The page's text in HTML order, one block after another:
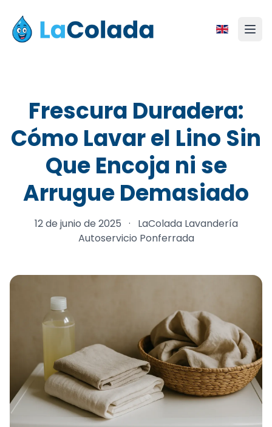
Frescura Duradera:
Cómo Lavar el Lino Sin
Que Encoja ni se
Arrugue Demasiado
12 de junio de 2025 ·
LaColada Lavandería
Autoservicio Ponferrada